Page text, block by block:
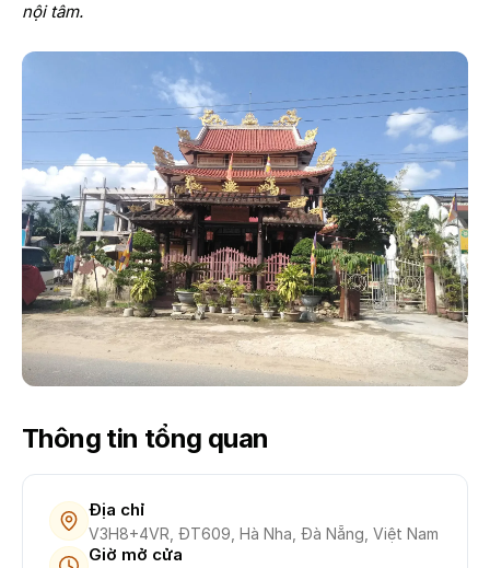
nội tâm.
Thông tin tổng quan
Địa chỉ
V3H8+4VR, ĐT609, Hà Nha, Đà Nẵng, Việt Nam
Giờ mở cửa